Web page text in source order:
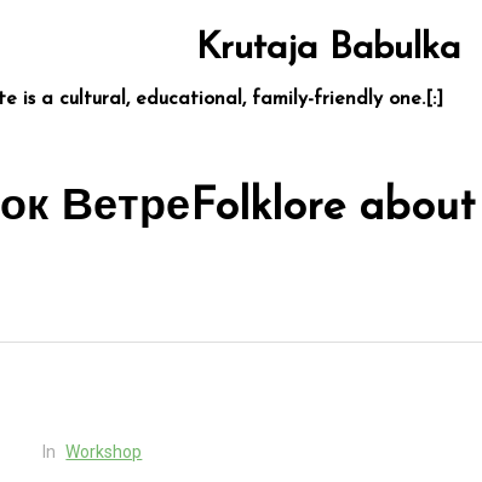
Krutaja Babulka
is a cultural, educational, family-friendly one.[:]
ВетреFolklore
In Workshop